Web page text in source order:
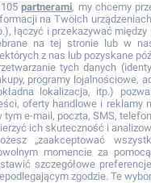
partnerami, my chcemy
na Twoich
łączyć i przekazywać
na tej stronie lub w
z nas lub pozyskane
tych danych
programy lojalnościowe,
lokalizacja, itp.)
oferty handlowe i reklamy
tym e-mail, poczta, SMS,
ich skuteczność i
„zaakceptować
momencie za
szczegółowe
zgodzie. Te